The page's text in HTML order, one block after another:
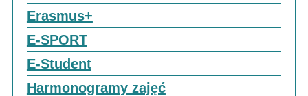
Erasmus+
E-SPORT
E-Student
Harmonogramy zajęć